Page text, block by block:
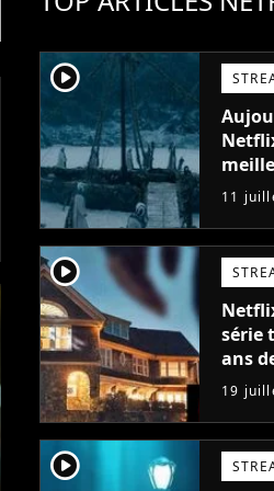
player2
11
player2
série
ans
plus
vues
19
player2